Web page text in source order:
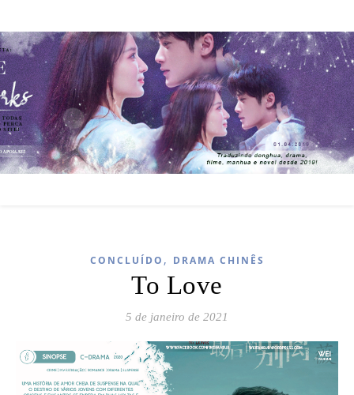
CONCLUÍDO , DRAMA CHINÊS
To Love
5 de janeiro de 2021